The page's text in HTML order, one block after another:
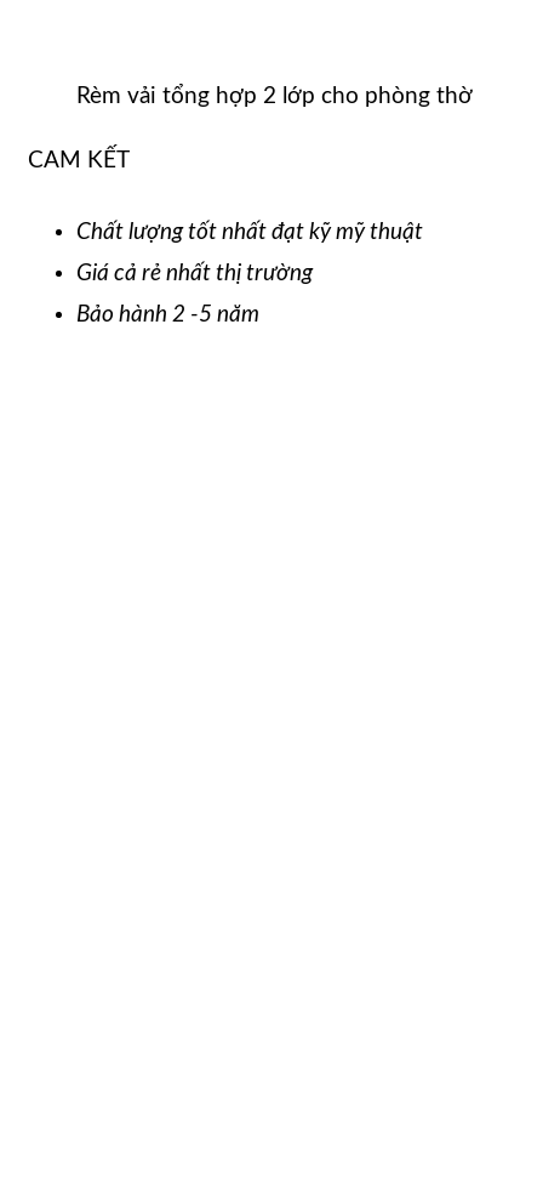
Rèm vải tổng hợp 2 lớp cho phòng thờ
CAM KẾT
Chất lượng tốt nhất đạt kỹ mỹ thuật
Giá cả rẻ nhất thị trường
Bảo hành 2 -5 năm